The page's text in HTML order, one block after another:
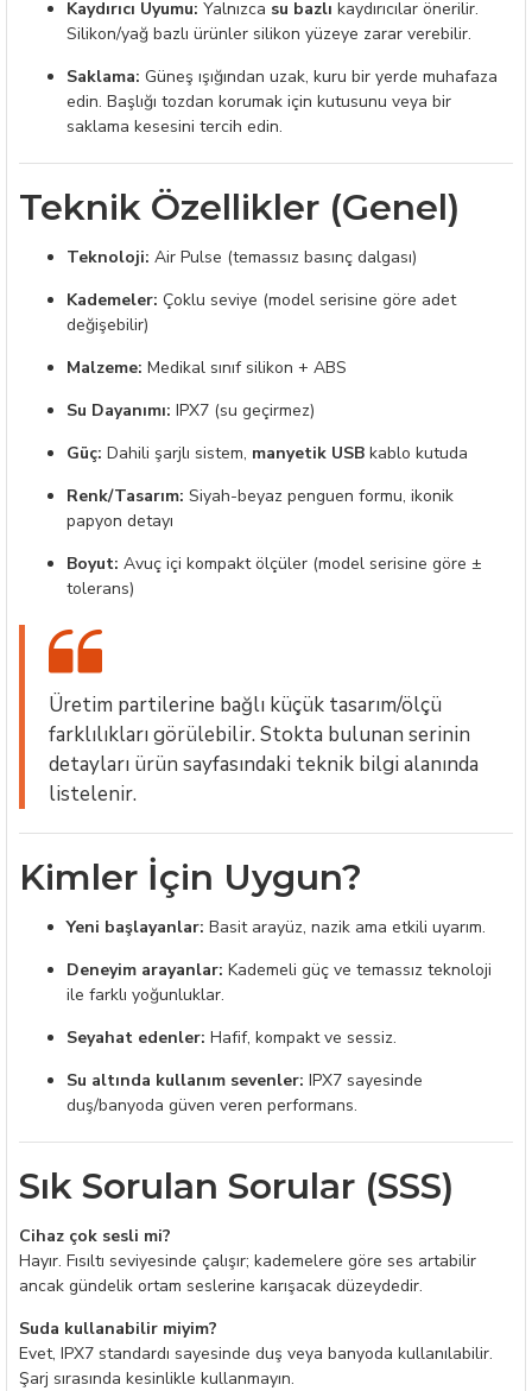
Kaydırıcı Uyumu: Yalnızca su bazlı kaydırıcılar önerilir.
Silikon/yağ bazlı ürünler silikon yüzeye zarar verebilir.
Saklama: Güneş ışığından uzak, kuru bir yerde muhafaza
edin. Başlığı tozdan korumak için kutusunu veya bir
saklama kesesini tercih edin.
Teknik Özellikler (Genel)
Teknoloji: Air Pulse (temassız basınç dalgası)
Kademeler: Çoklu seviye (model serisine göre adet
değişebilir)
Malzeme: Medikal sınıf silikon + ABS
Su Dayanımı: IPX7 (su geçirmez)
Güç: Dahili şarjlı sistem, manyetik USB kablo kutuda
Renk/Tasarım: Siyah-beyaz penguen formu, ikonik
papyon detayı
Boyut: Avuç içi kompakt ölçüler (model serisine göre ±
tolerans)
Üretim partilerine bağlı küçük tasarım/ölçü
farklılıkları görülebilir. Stokta bulunan serinin
detayları ürün sayfasındaki teknik bilgi alanında
listelenir.
Kimler İçin Uygun?
Yeni başlayanlar: Basit arayüz, nazik ama etkili uyarım.
Deneyim arayanlar: Kademeli güç ve temassız teknoloji
ile farklı yoğunluklar.
Seyahat edenler: Hafif, kompakt ve sessiz.
Su altında kullanım sevenler: IPX7 sayesinde
duş/banyoda güven veren performans.
Sık Sorulan Sorular (SSS)
Cihaz çok sesli mi?
Hayır. Fısıltı seviyesinde çalışır; kademelere göre ses artabilir
ancak gündelik ortam seslerine karışacak düzeydedir.
Suda kullanabilir miyim?
Evet, IPX7 standardı sayesinde duş veya banyoda kullanılabilir.
Şarj sırasında kesinlikle kullanmayın.